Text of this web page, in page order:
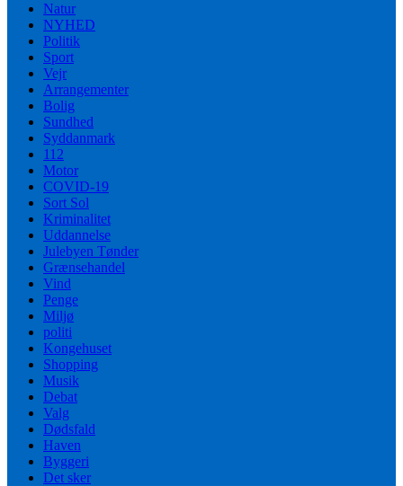
Natur
NYHED
Politik
Sport
Vejr
Arrangementer
Bolig
Sundhed
Syddanmark
112
Motor
COVID-19
Sort Sol
Kriminalitet
Uddannelse
Julebyen Tønder
Grænsehandel
Vind
Penge
Miljø
politi
Kongehuset
Shopping
Musik
Debat
Valg
Dødsfald
Haven
Byggeri
Det sker